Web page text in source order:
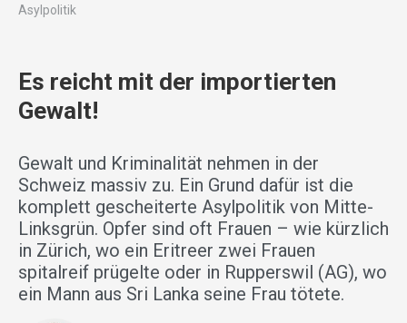
Asylpolitik
Es reicht mit der importierten
Gewalt!
Gewalt und Kriminalität nehmen in der
Schweiz massiv zu. Ein Grund dafür ist die
komplett gescheiterte Asylpolitik von Mitte-
Linksgrün. Opfer sind oft Frauen – wie kürzlich
in Zürich, wo ein Eritreer zwei Frauen
spitalreif prügelte oder in Rupperswil (AG), wo
ein Mann aus Sri Lanka seine Frau tötete.